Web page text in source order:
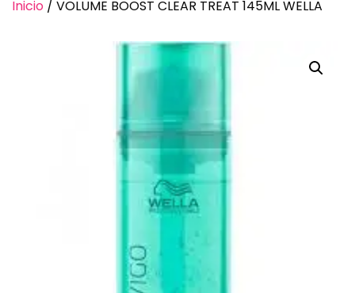
Inicio / VOLUME BOOST CLEAR TREAT 145ML WELLA